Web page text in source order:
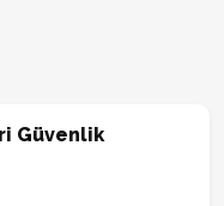
Güvenlik